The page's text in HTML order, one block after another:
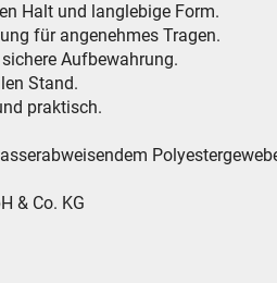
Halt und langlebige Form.
für angenehmes Tragen.
Aufbewahrung.
Stand.
praktisch.
& Co. KG